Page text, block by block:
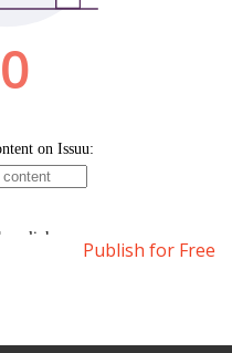
Publish for Free